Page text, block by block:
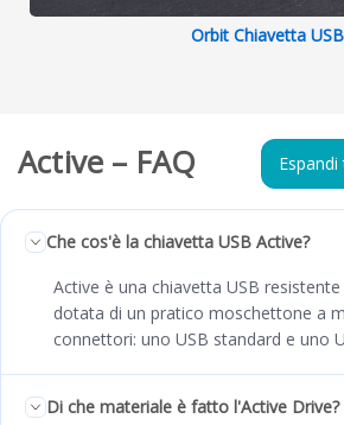
Orbit Chiavetta USB
Active – FAQ
Che cos'è la chiavetta USB Active?
Active è una chiavetta USB
dotata di un pratico moschettone a
connettori: uno USB standard e uno
Di che materiale è fatto l'Active Drive?